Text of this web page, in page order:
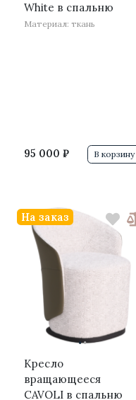
White в спальню
Материал: ткань
95 000 ₽ В корзину
··
Кресло
вращающееся
CAVOLI в спальню
На заказ